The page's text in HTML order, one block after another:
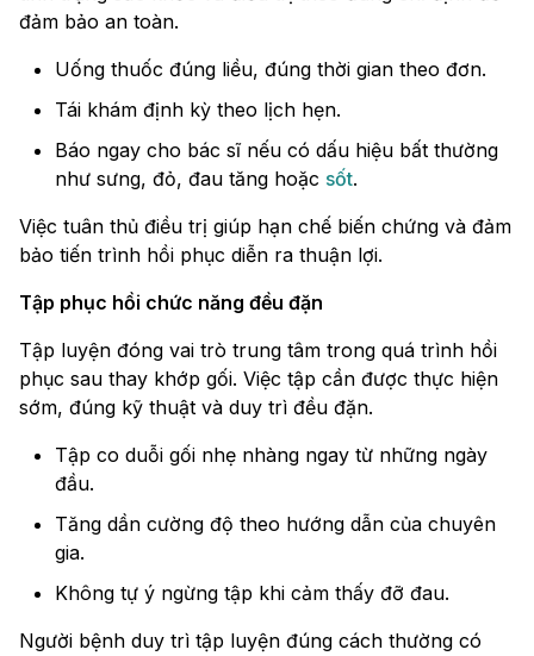
đảm bảo an toàn.
Uống thuốc đúng liều, đúng thời gian theo đơn.
Tái khám định kỳ theo lịch hẹn.
Báo ngay cho bác sĩ nếu có dấu hiệu bất thường
như sưng, đỏ, đau tăng hoặc sốt.
Việc tuân thủ điều trị giúp hạn chế biến chứng và đảm
bảo tiến trình hồi phục diễn ra thuận lợi.
Tập phục hồi chức năng đều đặn
Tập luyện đóng vai trò trung tâm trong quá trình hồi
phục sau thay khớp gối. Việc tập cần được thực hiện
sớm, đúng kỹ thuật và duy trì đều đặn.
Tập co duỗi gối nhẹ nhàng ngay từ những ngày
đầu.
Tăng dần cường độ theo hướng dẫn của chuyên
gia.
Không tự ý ngừng tập khi cảm thấy đỡ đau.
Người bệnh duy trì tập luyện đúng cách thường có